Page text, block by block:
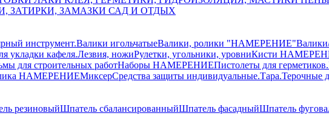
ЗАТИРКИ, ЗАМАЗКИ САД И ОТДЫХ
инструмент.Валики игольчатыеВалики, ролики "НАМЕРЕНИЕ"
укладки кафеля.Лезвия, ножиРулетки, угольники, уровниКисти
для строительных работНаборы НАМЕРЕНИЕПистолеты для герметиков.
НАМЕРЕНИЕМиксерСредства защиты индивидуальные.Тара.Терочные
резиновыйШпатель сбалансированныйШпатель фасадныйШпатель